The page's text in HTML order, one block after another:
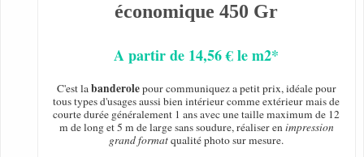
économique 450 Gr
A partir de 14,56 € le m2*
C'est labanderolepour communiquez a petit prix, idéale pour
tous types d'usages aussi bien intérieur comme extérieur mais de
courte durée généralement 1 ans avec une taille maximum de 12
m de long et 5 m de large sans soudure, réaliser enimpression
grand formatqualité photo sur mesure.